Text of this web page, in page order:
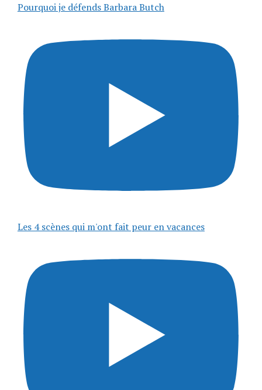
Pourquoi je défends Barbara Butch
Les 4 scènes qui m'ont fait peur en vacances